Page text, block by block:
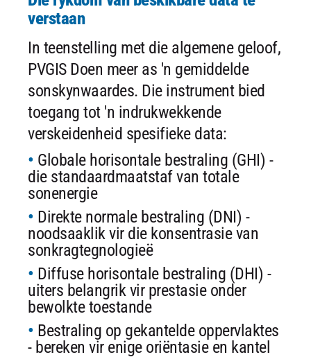
verstaan
In teenstelling met die algemene geloof,
PVGIS Doen meer as 'n gemiddelde
sonskynwaardes. Die instrument bied
toegang tot 'n indrukwekkende
verskeidenheid spesifieke data:
Globale horisontale bestraling (GHI) -
die standaardmaatstaf van totale
sonenergie
Direkte normale bestraling (DNI) -
noodsaaklik vir die konsentrasie van
sonkragtegnologieë
Diffuse horisontale bestraling (DHI) -
uiters belangrik vir prestasie onder
bewolkte toestande
Bestraling op gekantelde oppervlaktes
- bereken vir enige oriëntasie en kantel